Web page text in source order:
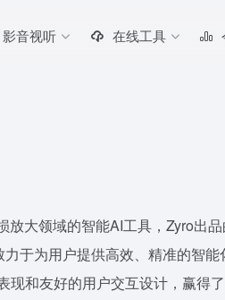
影音视听 在线工具
大领域的智能AI工具，Zyro出
于为用户提供高效、精准的智
现和友好的用户交互设计，赢得